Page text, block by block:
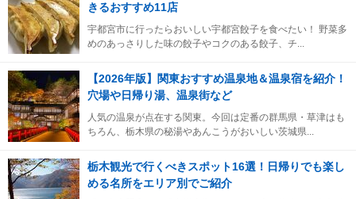
きるおすすめ11店
宇都宮市に行ったらおいしい宇都宮餃子を食べたい！ 野菜多
めのあっさりした味の餃子やコクのある餃子、チ...
【2026年版】関東おすすめ温泉地＆温泉宿を紹介！
穴場や日帰り湯、温泉街など
人気の温泉が点在する関東。今回は定番の群馬県・草津はも
ちろん、栃木県の秘湯やあんこうがおいしい茨城県...
栃木観光で行くべきスポット16選！日帰りでも楽し
める名所をエリア別でご紹介